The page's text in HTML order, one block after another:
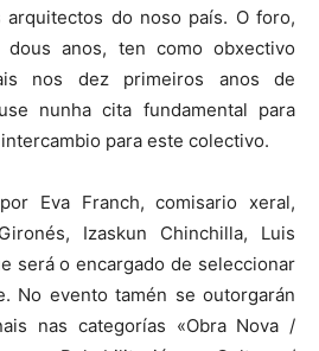
arquitectos do noso país. O foro,
anos, ten como obxectivo
nos dez primeiros anos de
nunha cita fundamental para
para este colectivo.
Eva Franch, comisario xeral,
Izaskun Chinchilla, Luis
será o encargado de seleccionar
No evento tamén se outorgarán
nas categorías «Obra Nova /